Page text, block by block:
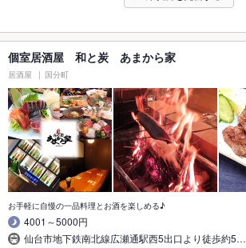
個室居酒屋 和と炭 あまから家
居酒屋 国分町
お手軽に自慢の一品料理とお酒を楽しめる♪
4001～5000円
仙台市地下鉄南北線広瀬通駅西5出口より徒歩約5…